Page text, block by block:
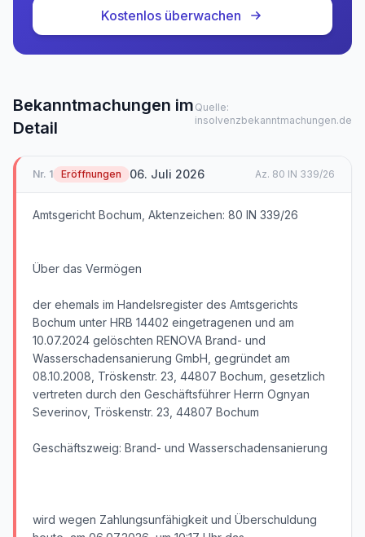
Kostenlos überwachen
Bekanntmachungen im
Detail
Quelle:
insolvenzbekanntmachungen.de
Nr. 1 Eröffnungen 06. Juli 2026 Az. 80 IN 339/26
Amtsgericht Bochum, Aktenzeichen: 80 IN 339/26
Über das Vermögen
der ehemals im Handelsregister des Amtsgerichts
Bochum unter HRB 14402 eingetragenen und am
10.07.2024 gelöschten RENOVA Brand- und
Wasserschadensanierung GmbH, gegründet am
08.10.2008, Tröskenstr. 23, 44807 Bochum, gesetzlich
vertreten durch den Geschäftsführer Herrn Ognyan
Severinov, Tröskenstr. 23, 44807 Bochum
Geschäftszweig: Brand- und Wasserschadensanierung
wird wegen Zahlungsunfähigkeit und Überschuldung